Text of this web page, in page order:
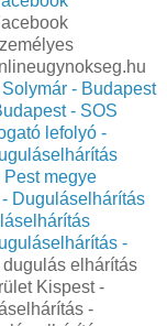
- Budapest
- SOS
lefolyó -
megye
Duguláselhárítás
-
dugulás elhárítás
Kispest -
-